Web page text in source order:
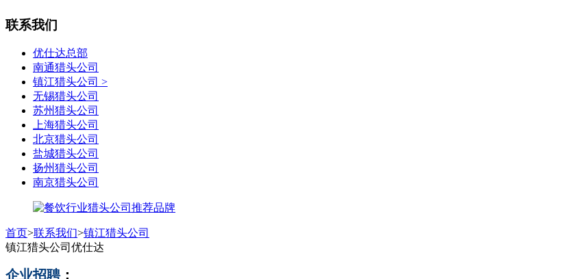
联系我们
优仕达总部
南通猎头公司
镇江猎头公司 >
无锡猎头公司
苏州猎头公司
上海猎头公司
北京猎头公司
盐城猎头公司
扬州猎头公司
南京猎头公司
首页>联系我们>镇江猎头公司
镇江猎头公司优仕达
企业招聘：